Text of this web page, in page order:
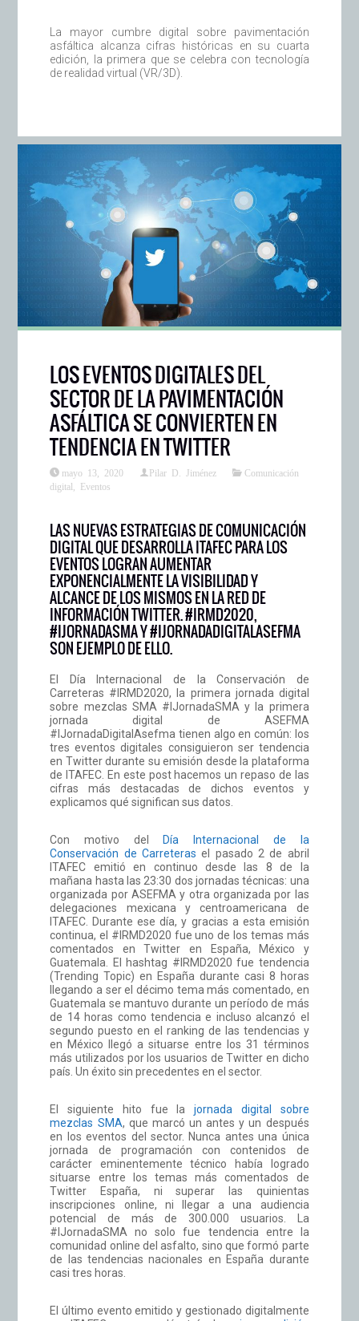
La mayor cumbre digital sobre pavimentación
asfáltica alcanza cifras históricas en su cuarta
edición, la primera que se celebra con tecnología
de realidad virtual (VR/3D).
LOS EVENTOS DIGITALES DEL
SECTOR DE LA PAVIMENTACIÓN
ASFÁLTICA SE CONVIERTEN EN
TENDENCIA EN TWITTER
mayo 13, 2020 Pilar D. Jiménez
Comunicación
digital
Eventos
LAS NUEVAS ESTRATEGIAS DE COMUNICACIÓN
DIGITAL QUE DESARROLLA ITAFEC PARA LOS
EVENTOS LOGRAN AUMENTAR
EXPONENCIALMENTE LA VISIBILIDAD Y
ALCANCE DE LOS MISMOS EN LA RED DE
INFORMACIÓN TWITTER. #IRMD2020,
#IJORNADASMA Y #IJORNADADIGITALASEFMA
SON EJEMPLO DE ELLO.
El Día Internacional de la Conservación de
Carreteras #IRMD2020, la primera jornada digital
sobre mezclas SMA #IJornadaSMA y la primera
jornada digital de ASEFMA
#IJornadaDigitalAsefma tienen algo en común: los
tres eventos digitales consiguieron ser tendencia
en Twitter durante su emisión desde la plataforma
de ITAFEC. En este post hacemos un repaso de las
cifras más destacadas de dichos eventos y
explicamos qué significan sus datos.
Con motivo del Día Internacional de la
Conservación de Carreteras el pasado 2 de abril
ITAFEC emitió en continuo desde las 8 de la
mañana hasta las 23:30 dos jornadas técnicas: una
organizada por ASEFMA y otra organizada por las
delegaciones mexicana y centroamericana de
ITAFEC. Durante ese día, y gracias a esta emisión
continua, el #IRMD2020 fue uno de los temas más
comentados en Twitter en España, México y
Guatemala. El hashtag #IRMD2020 fue tendencia
(Trending Topic) en España durante casi 8 horas
llegando a ser el décimo tema más comentado, en
Guatemala se mantuvo durante un período de más
de 14 horas como tendencia e incluso alcanzó el
segundo puesto en el ranking de las tendencias y
en México llegó a situarse entre los 31 términos
más utilizados por los usuarios de Twitter en dicho
país. Un éxito sin precedentes en el sector.
El siguiente hito fue lajornada digital sobre
mezclas SMA, que marcó un antes y un después
en los eventos del sector. Nunca antes una única
jornada de programación con contenidos de
carácter eminentemente técnico había logrado
situarse entre los temas más comentados de
Twitter España, ni superar las quinientas
inscripciones online, ni llegar a una audiencia
potencial de más de 300.000 usuarios. La
#IJornadaSMA no solo fue tendencia entre la
comunidad online del asfalto, sino que formó parte
de las tendencias nacionales en España durante
casi tres horas.
El último evento emitido y gestionado digitalmente